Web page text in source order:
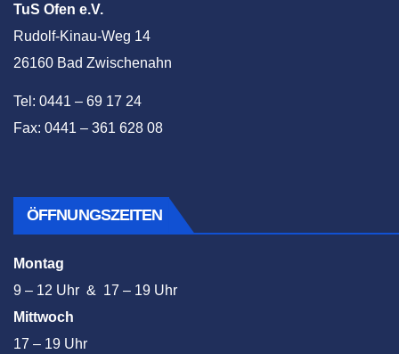
TuS Ofen e.V.
Rudolf-Kinau-Weg 14
26160 Bad Zwischenahn
Tel: 0441 – 69 17 24
Fax: 0441 – 361 628 08
ÖFFNUNGSZEITEN
Montag
9 – 12 Uhr & 17 – 19 Uhr
Mittwoch
17 – 19 Uhr